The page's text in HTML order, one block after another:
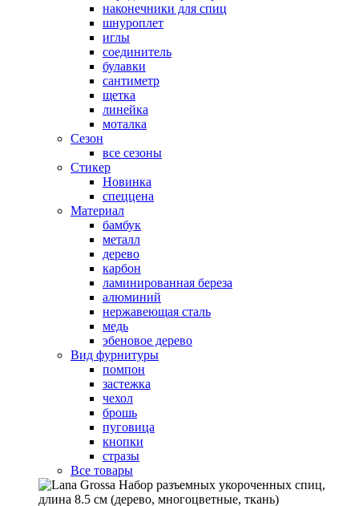
наконечники для спиц
шнуроплет
иглы
соединитель
булавки
сантиметр
щетка
линейка
моталка
Сезон
все сезоны
Стикер
Новинка
спеццена
Материал
бамбук
металл
дерево
карбон
ламинированная береза
алюминий
нержавеющая сталь
медь
эбеновое дерево
Вид фурнитуры
помпон
застежка
чехол
брошь
пуговица
кнопки
стразы
Все товары